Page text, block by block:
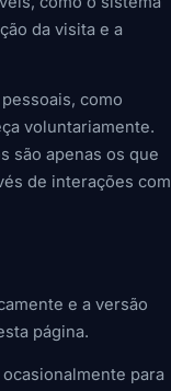
da visita e a
como
voluntariamente.
são apenas os que
de interações com
e a versão
página.
para